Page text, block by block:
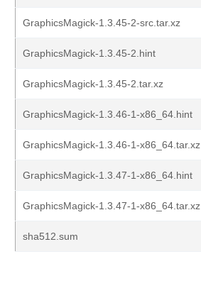
GraphicsMagick-1.3.45-2-src.tar.xz
GraphicsMagick-1.3.45-2.hint
GraphicsMagick-1.3.45-2.tar.xz
GraphicsMagick-1.3.46-1-x86_64.hint
GraphicsMagick-1.3.46-1-x86_64.tar.xz
GraphicsMagick-1.3.47-1-x86_64.hint
GraphicsMagick-1.3.47-1-x86_64.tar.xz
sha512.sum